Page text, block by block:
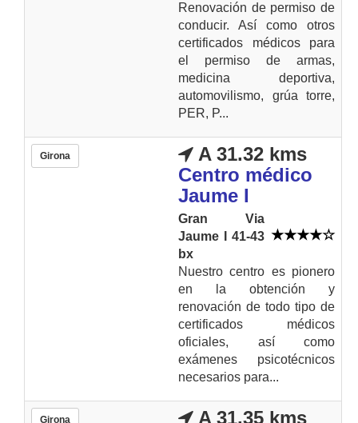
Renovación de permiso de
conducir. Así como otros
certificados médicos para
el permiso de armas,
medicina deportiva,
automovilismo, grúa torre,
PER, P...
Girona
A 31.32 kms
Centro médico
Jaume I
Gran Via
Jaume I 41-43
bx
Nuestro centro es pionero
en la obtención y
renovación de todo tipo de
certificados médicos
oficiales, así como
exámenes psicotécnicos
necesarios para...
Girona
A 31.35 kms